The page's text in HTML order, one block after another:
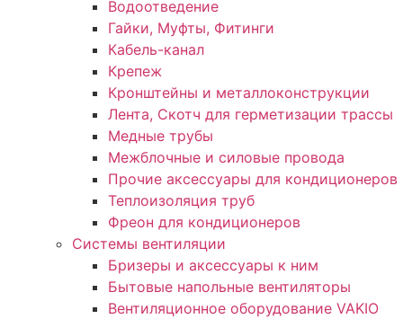
Водоотведение
Гайки, Муфты, Фитинги
Кабель-канал
Крепеж
Кронштейны и металлоконструкции
Лента, Скотч для герметизации трассы
Медные трубы
Межблочные и силовые провода
Прочие аксессуары для кондиционеров
Теплоизоляция труб
Фреон для кондиционеров
Системы вентиляции
Бризеры и аксессуары к ним
Бытовые напольные вентиляторы
Вентиляционное оборудование VAKIO